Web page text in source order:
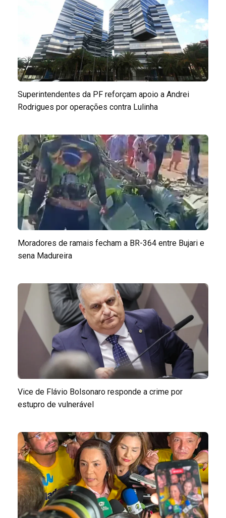
Superintendentes da PF reforçam apoio a Andrei
Rodrigues por operações contra Lulinha
Moradores de ramais fecham a BR-364 entre Bujari e
sena Madureira
Vice de Flávio Bolsonaro responde a crime por
estupro de vulnerável